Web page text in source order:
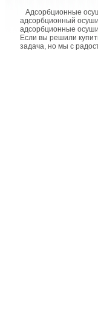
Адсорбционные
адсорбционный
адсорбционные
Если вы решили
задача, но мы с